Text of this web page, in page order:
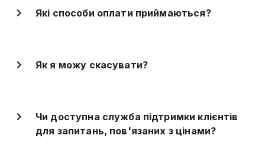
Які способи оплати приймаються?
Як я можу скасувати?
Чи доступна служба підтримки клієнтів
для запитань, пов'язаних з цінами?